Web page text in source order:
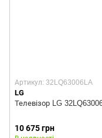
Артикул: 32LQ63006LA
LG
Телевізор LG
10 675 грн